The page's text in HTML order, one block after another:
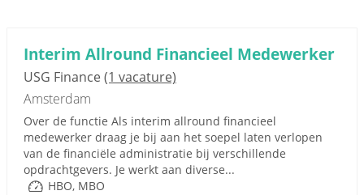
Interim Allround Financieel Medewerker
USG Finance(1 vacature)
Amsterdam
Over de functie Als interim allround financieel
medewerker draag je bij aan het soepel laten verlopen
van de financiële administratie bij verschillende
opdrachtgevers. Je werkt aan diverse...
HBO, MBO